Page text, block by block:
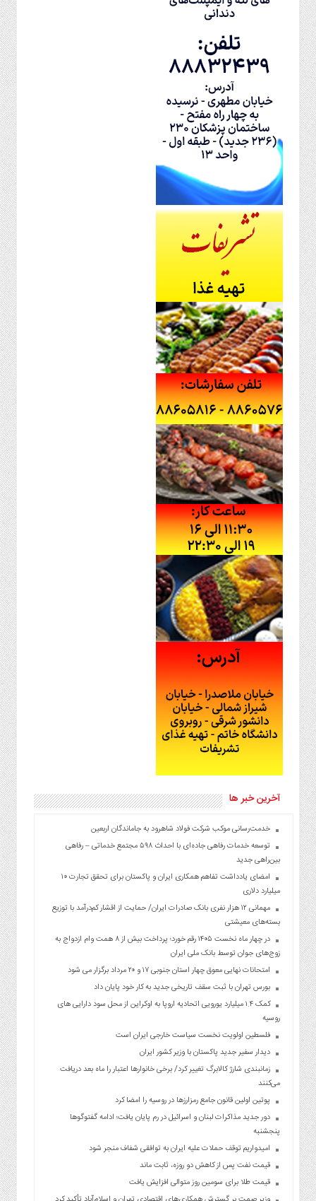
آخرین خبر ها
خدمت‌رسانی موکب شرکت فولاد شاهرود به جاماندگان اربعین
توسعه خدمات رفاهی جاده‌ای با احداث ۵۹۸ مجتمع خدماتی – رفاهی
بین‌راهی جدید
امضای یادداشت تفاهم همکاری ایران و پاکستان برای تحقق تجارت ۱۰
میلیارد دلاری
مهمانی ۱۲ هزار نفری بانک صادرات ایران/ حمایت از اقشار کم‌درآمد با توزیع
بسته‌های معیشتی
در چهار ماه نخست ۱۴۰۵ رقم خورد؛ پرداخت بیش از ۸ همت وام ازدواج به
زوج‌های جوان توسط بانک ملی ایران
امتحانات نهایی معوق چهار استان جنوبی ۱۷ و ۲۰ مرداد برگزار می شود
بورس تهران با ثبت سقف تاریخی جدید به کار خود پایان داد
کمک ۱.۴ میلیارد یورویی اتحادیه اروپا به اوکراین از محل سود دارایی های
روسیه
فلسطین اولویت نخست سیاست خارجی ایران است
دیدار سفیر جدید پاکستان با وزیر کشور ایران
زمانبندی شارژ کالابرگ تغییر کرد/ برخی خانوارها اعتبار را ماه بعد دریافت
می‌کنند
پوتین اولین قانون جامع رمزارزها در روسیه را امضا کرد
دور جدید مذاکرات لبنان و اسرائیل در رم پایان یافت؛ ادامه گفتوگوها
پنجشنبه
امیدواریم توقف حملات علیه ایران به توافقی شفاف منجر شود
قیمت نفت پس از کاهش دو روزه، ثابت ماند
قیمت طلا برای سومین روز متوالی افزایش یافت